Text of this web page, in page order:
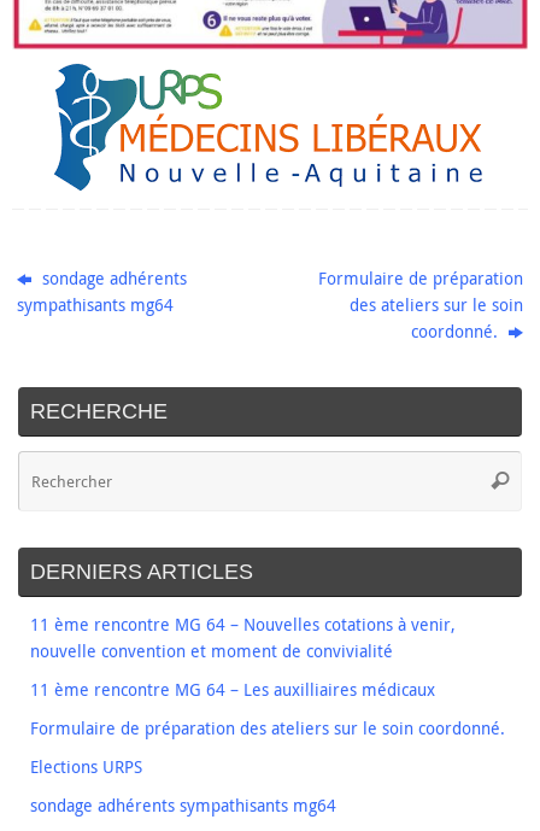
sondage adhérents
sympathisants mg64
Formulaire de préparation
des ateliers sur le soin
coordonné.
RECHERCHE
DERNIERS ARTICLES
11 ème rencontre MG 64 – Nouvelles cotations à venir,
nouvelle convention et moment de convivialité
11 ème rencontre MG 64 – Les auxilliaires médicaux
Formulaire de préparation des ateliers sur le soin coordonné.
Elections URPS
sondage adhérents sympathisants mg64